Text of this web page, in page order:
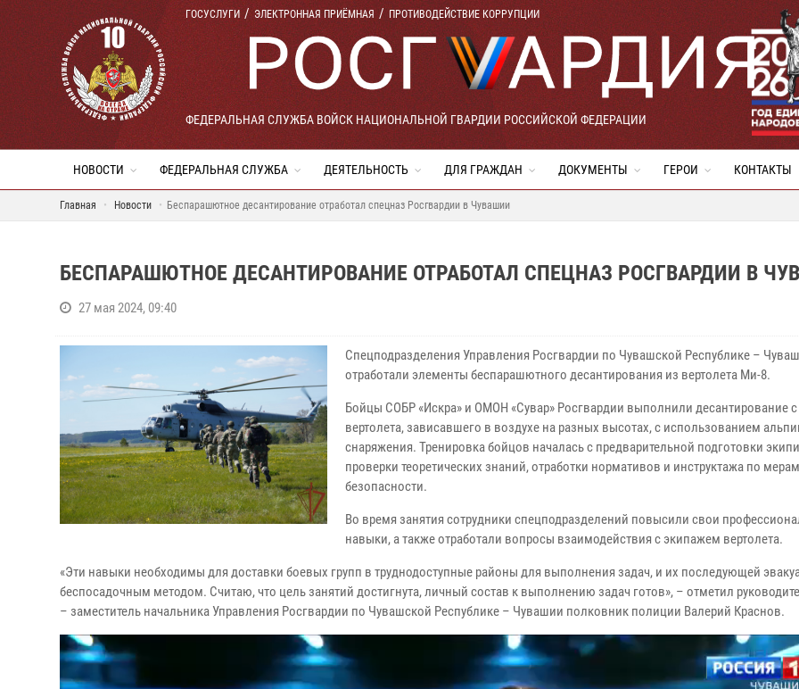
ГОСУСЛУГИ ЭЛЕКТРОННАЯ ПРИЁМНАЯ ПРОТИВОДЕЙСТВИЕ КОРРУПЦИИ
ФЕДЕРАЛЬНАЯ СЛУЖБА ВОЙСК НАЦИОНАЛЬНОЙ ГВАРДИИ РОССИЙСКОЙ ФЕДЕРАЦИИ
НОВОСТИ ФЕДЕРАЛЬНАЯ СЛУЖБА ДЕЯТЕЛЬНОСТЬ ДЛЯ ГРАЖДАН ДОКУМЕНТЫ ГЕРОИ КОНТАКТЫ
Главная Новости Беспарашютное десантирование отработал спецназ Росгвардии в Чувашии
БЕСПАРАШЮТНОЕ ДЕСАНТИРОВАНИЕ ОТРАБОТАЛ СПЕЦНАЗ РОСГВАРДИИ В
27 мая 2024, 09:40
Спецподразделения Управления Росгвардии по Чувашской Республике –
отработали элементы беспарашютного десантирования из вертолета Ми-8.
Бойцы СОБР «Искра» и ОМОН «Сувар» Росгвардии выполнили десантирование с
вертолета, зависавшего в воздухе на разных высотах, с использованием
снаряжения. Тренировка бойцов началась с предварительной подготовки
проверки теоретических знаний, отработки нормативов и инструктажа по мерам
безопасности.
Во время занятия сотрудники спецподразделений повысили свои
навыки, а также отработали вопросы взаимодействия с экипажем вертолета.
«Эти навыки необходимы для доставки боевых групп в труднодоступные районы для выполнения задач, и их последующей
беспосадочным методом. Считаю, что цель занятий достигнута, личный состав к выполнению задач готов», – отметил
– заместитель начальника Управления Росгвардии по Чувашской Республике – Чувашии полковник полиции Валерий Краснов.